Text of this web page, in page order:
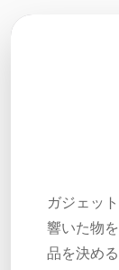
ガジェッ
響いた物
品を決め